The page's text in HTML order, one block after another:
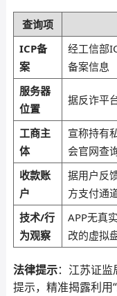
查询项
ICP备
案
经工信部
备案信息
服务器
位置
据反诈平
工商主
体
宣称持有
会官网查
收款账
户
据用户反
方支付通
技术/行
为观察
APP无真
改的虚拟
法律提示：江苏证监
提示，精准揭露利用